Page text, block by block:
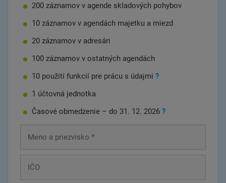
200 záznamov v agende skladových pohybov
10 záznamov v agendách majetku a miezd
20 záznamov v adresári
100 záznamov v ostatných agendách
10 použití funkcií pre prácu s údajmi ?
1 účtovná jednotka
Časové obmedzenie – do 31. 12. 2026 ?